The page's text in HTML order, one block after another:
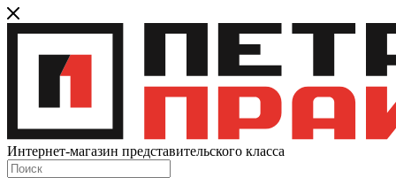
Интернет-магазин представительского класса